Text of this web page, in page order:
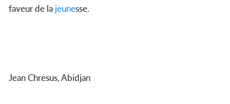
faveur de la jeunesse.
Jean Chresus, Abidjan